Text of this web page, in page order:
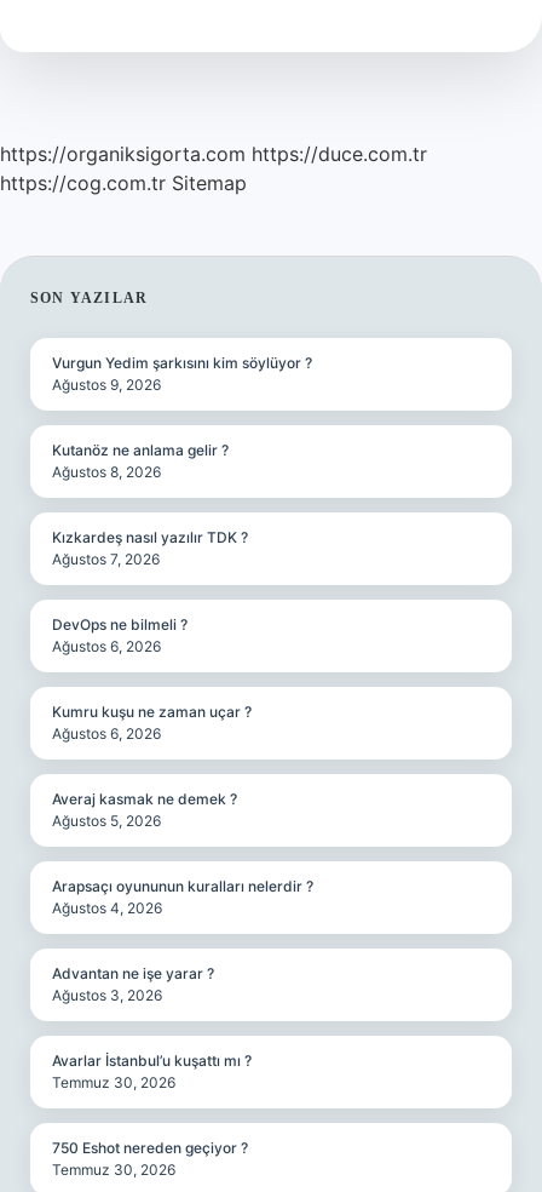
Sınıf
https://organiksigorta.com https://duce.com.tr
https://cog.com.tr Sitemap
SIDEBAR
SON YAZILAR
Vurgun Yedim şarkısını kim söylüyor ?
Ağustos 9, 2026
Kutanöz ne anlama gelir ?
Ağustos 8, 2026
Kızkardeş nasıl yazılır TDK ?
Ağustos 7, 2026
DevOps ne bilmeli ?
Ağustos 6, 2026
Kumru kuşu ne zaman uçar ?
Ağustos 6, 2026
Averaj kasmak ne demek ?
Ağustos 5, 2026
Arapsaçı oyununun kuralları nelerdir ?
Ağustos 4, 2026
Advantan ne işe yarar ?
Ağustos 3, 2026
Avarlar İstanbul’u kuşattı mı ?
Temmuz 30, 2026
750 Eshot nereden geçiyor ?
Temmuz 30, 2026